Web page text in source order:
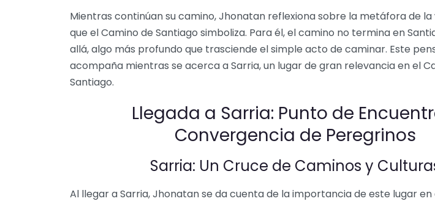
Mientras continúan su camino, Jhonatan reflexiona sobre la metáfora de
que el Camino de Santiago simboliza. Para él, el camino no termina en
allá, algo más profundo que trasciende el simple acto de caminar. Este
acompaña mientras se acerca a Sarria, un lugar de gran relevancia en el
Santiago.
Llegada a Sarria: Punto de
Convergencia de Peregrinos
Sarria: Un Cruce de Caminos y
Al llegar a Sarria, Jhonatan se da cuenta de la importancia de este lugar en